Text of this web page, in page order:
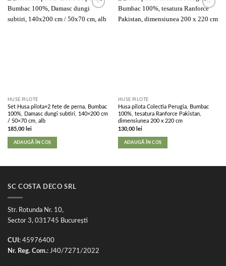
Add to
wishlist
HUSE PILOTE
Set Husa pilota+2 fete de perna, Bumbac
100%, Damasc dungi subtiri, 140×200 cm
/ 50×70 cm, alb
185,00 lei
ADAUGĂ ÎN COȘ
wishlist
HUSE PILOTE
Husa pilota Colectia Perugia, Bumbac
100%, tesatura Ranforce Pakistan,
dimensiunea 200 x 220 cm
130,00 lei
ADAUGĂ ÎN COȘ
SC COSTA DECO SRL
Str. Rotunda Nr. 10,
Sector 3, 031745 București
CUI : 45976400
Nr. Reg. Com.: J40/7271/2022